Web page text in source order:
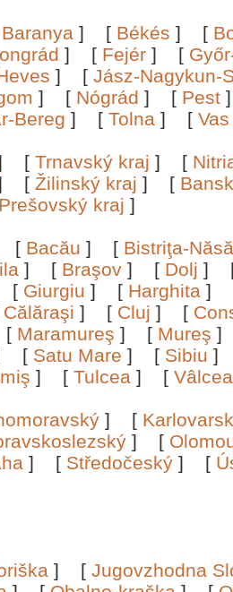
Baranya ] [ Békés ] [
] [ Fejér ] [
] [ Jász-Nagykun-
] [ Nógrád ] [ Pest
Bereg ] [ Tolna ] [ Vas
[ Trnavský kraj ] [
[ Žilinský kraj ] [
Prešovský kraj ]
[ Bacău ] [ Bistriţa-
] [ Braşov ] [ Dolj ]
[ Giurgiu ] [ Harghita ]
Călăraşi ] [ Cluj ] [
[ Maramureş ] [ Mureş
[ Satu Mare ] [ Sibiu
] [ Tulcea ] [
] [
] [
] [ Středočeský ] [
] [ Jugovzhodna